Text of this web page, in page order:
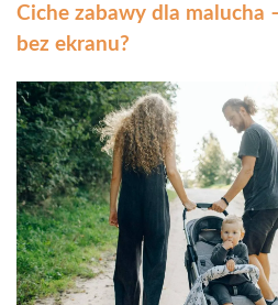
Ciche zabawy dla malucha
bez ekranu?